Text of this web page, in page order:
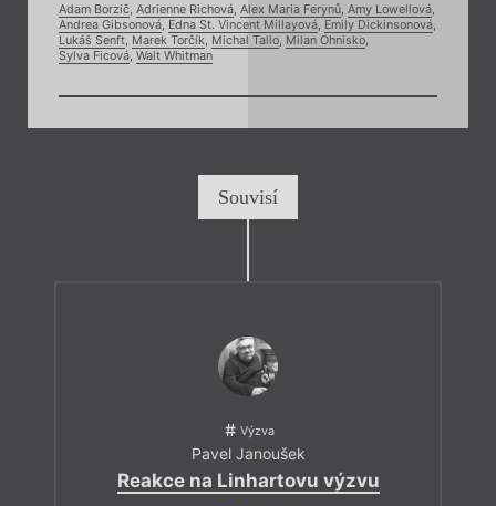
Adam Borzič, Adrienne Richová, Alex Maria Ferynů, Amy Lowellová,
Andrea Gibsonová, Edna St. Vincent Millayová, Emily Dickinsonová,
Lukáš Senft, Marek Torčík, Michal Tallo, Milan Ohnisko,
Sylva Ficová, Walt Whitman
Souvisí
Výzva
Pavel Janoušek
Reakce na Linhartovu výzvu